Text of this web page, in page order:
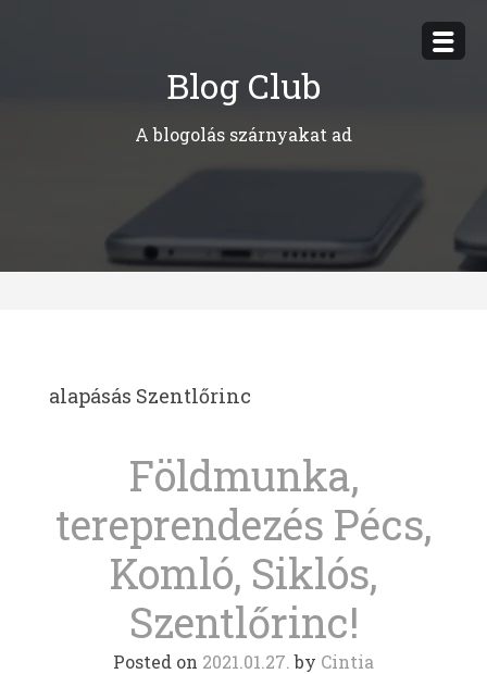
Blog Club
A blogolás szárnyakat ad
alapásás Szentlőrinc
Földmunka,
tereprendezés Pécs,
Komló, Siklós,
Szentlőrinc!
Posted on 2021.01.27. by Cintia